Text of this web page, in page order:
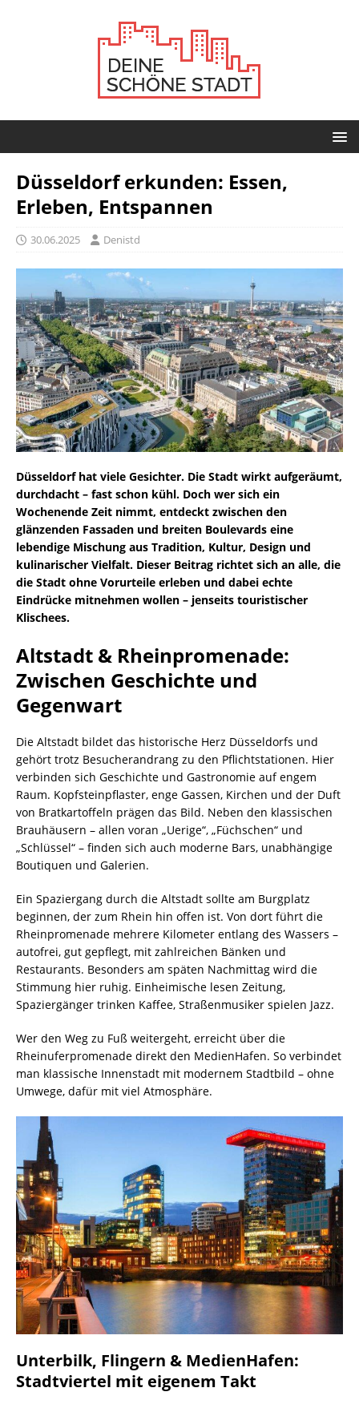
Düsseldorf erkunden: Essen,
Erleben, Entspannen
30.06.2025 Denistd
Düsseldorf hat viele Gesichter. Die Stadt wirkt aufgeräumt,
durchdacht – fast schon kühl. Doch wer sich ein
Wochenende Zeit nimmt, entdeckt zwischen den
glänzenden Fassaden und breiten Boulevards eine
lebendige Mischung aus Tradition, Kultur, Design und
kulinarischer Vielfalt. Dieser Beitrag richtet sich an alle, die
die Stadt ohne Vorurteile erleben und dabei echte
Eindrücke mitnehmen wollen – jenseits touristischer
Klischees.
Altstadt & Rheinpromenade:
Zwischen Geschichte und
Gegenwart
Die Altstadt bildet das historische Herz Düsseldorfs und
gehört trotz Besucherandrang zu den Pflichtstationen. Hier
verbinden sich Geschichte und Gastronomie auf engem
Raum. Kopfsteinpflaster, enge Gassen, Kirchen und der Duft
von Bratkartoffeln prägen das Bild. Neben den klassischen
Brauhäusern – allen voran „Uerige“, „Füchschen“ und
„Schlüssel“ – finden sich auch moderne Bars, unabhängige
Boutiquen und Galerien.
Ein Spaziergang durch die Altstadt sollte am Burgplatz
beginnen, der zum Rhein hin offen ist. Von dort führt die
Rheinpromenade mehrere Kilometer entlang des Wassers –
autofrei, gut gepflegt, mit zahlreichen Bänken und
Restaurants. Besonders am späten Nachmittag wird die
Stimmung hier ruhig. Einheimische lesen Zeitung,
Spaziergänger trinken Kaffee, Straßenmusiker spielen Jazz.
Wer den Weg zu Fuß weitergeht, erreicht über die
Rheinuferpromenade direkt den MedienHafen. So verbindet
man klassische Innenstadt mit modernem Stadtbild – ohne
Umwege, dafür mit viel Atmosphäre.
Unterbilk, Flingern & MedienHafen:
Stadtviertel mit eigenem Takt